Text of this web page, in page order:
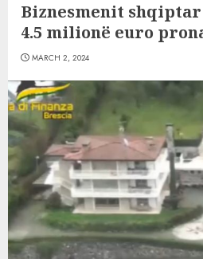
Biznesmenit
4.5 milionë euro
MARCH 2, 2024